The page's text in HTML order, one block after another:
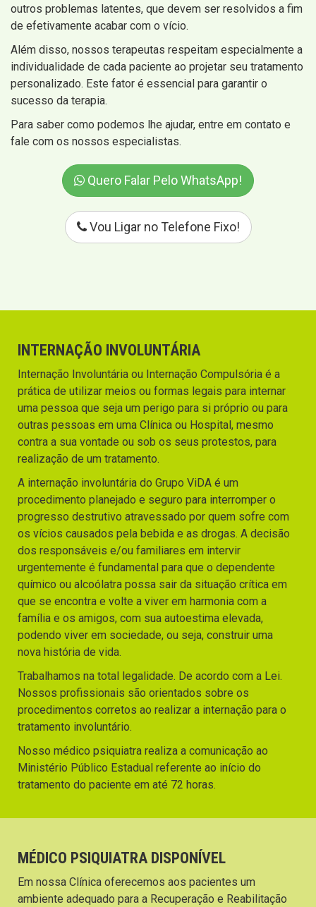
outros problemas latentes, que devem ser resolvidos a fim
de efetivamente acabar com o vício.
Além disso, nossos terapeutas respeitam especialmente a
individualidade de cada paciente ao projetar seu tratamento
personalizado. Este fator é essencial para garantir o
sucesso da terapia.
Para saber como podemos lhe ajudar, entre em contato e
fale com os nossos especialistas.
Quero Falar Pelo WhatsApp!
Vou Ligar no Telefone Fixo!
INTERNAÇÃO INVOLUNTÁRIA
Internação Involuntária ou Internação Compulsória é a
prática de utilizar meios ou formas legais para internar
uma pessoa que seja um perigo para si próprio ou para
outras pessoas em uma Clínica ou Hospital, mesmo
contra a sua vontade ou sob os seus protestos, para
realização de um tratamento.
A internação involuntária do Grupo ViDA é um
procedimento planejado e seguro para interromper o
progresso destrutivo atravessado por quem sofre com
os vícios causados pela bebida e as drogas. A decisão
dos responsáveis e/ou familiares em intervir
urgentemente é fundamental para que o dependente
químico ou alcoólatra possa sair da situação crítica em
que se encontra e volte a viver em harmonia com a
família e os amigos, com sua autoestima elevada,
podendo viver em sociedade, ou seja, construir uma
nova história de vida.
Trabalhamos na total legalidade. De acordo com a Lei.
Nossos profissionais são orientados sobre os
procedimentos corretos ao realizar a internação para o
tratamento involuntário.
Nosso médico psiquiatra realiza a comunicação ao
Ministério Público Estadual referente ao início do
tratamento do paciente em até 72 horas.
MÉDICO PSIQUIATRA DISPONÍVEL
Em nossa Clínica oferecemos aos pacientes um
ambiente adequado para a Recuperação e Reabilitação